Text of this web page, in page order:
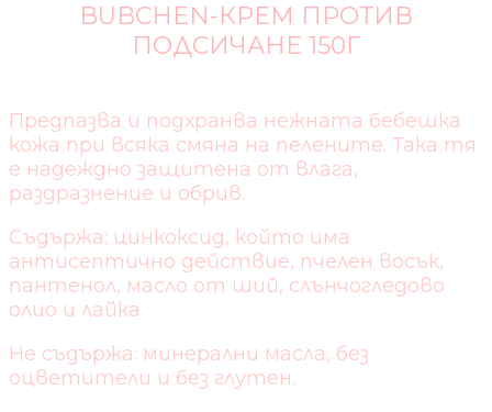
BUBCHEN-КРЕМ ПРОТИВ
ПОДСИЧАНЕ 150Г
Предпазва и подхранва нежната бебешка
кожа при всяка смяна на пелените. Така тя
е надеждно защитена от влага,
раздразнение и обрив.
Съдържа: цинкоксид, който има
антисептично действие, пчелен восък,
пантенол, масло от ший, слънчогледово
олио и лайка.
Не съдържа: минерални масла, без
оцветители и без глутен.